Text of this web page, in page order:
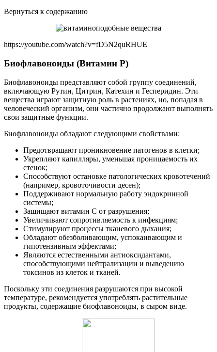
Вернуться к содержанию
https://youtube.com/watch?v=fD5N2quRHUE
Биофлавоноиды (Витамин Р)
Биофлавоноиды представляют собой группу соединений,
включающую Рутин, Цитрин, Катехин и Гесперидин. Эти
вещества играют защитную роль в растениях, но, попадая в
человеческий организм, они частично продолжают выполнять
свои защитные функции.
Биофлавоноиды обладают следующими свойствами:
Предотвращают проникновение патогенов в клетки;
Укрепляют капилляры, уменьшая проницаемость их
стенок;
Способствуют остановке патологических кровотечений
(например, кровоточивости десен);
Поддерживают нормальную работу эндокринной
системы;
Защищают витамин С от разрушения;
Увеличивают сопротивляемость к инфекциям;
Стимулируют процессы тканевого дыхания;
Обладают обезболивающим, успокаивающим и
гипотензивным эффектами;
Являются естественными антиоксидантами,
способствующими нейтрализации и выведению
токсинов из клеток и тканей.
Поскольку эти соединения разрушаются при высокой
температуре, рекомендуется употреблять растительные
продукты, содержащие биофлавоноиды, в сыром виде.